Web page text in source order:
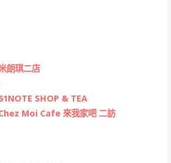
朗琪二店
SHOP & TEA
Chez Moi Cafe 來我家吧 二訪